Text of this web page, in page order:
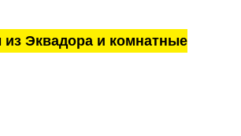
Эквадора и комнатные